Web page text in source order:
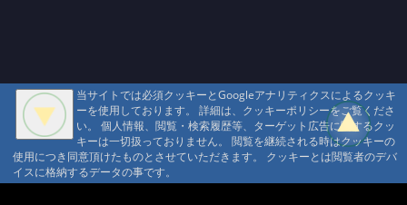
当サイトでは必須クッキーとGoogleアナリティクスによるクッキ
ーを使用しております。 詳細は、クッキーポリシーをご覧くださ
い。 個人情報、閲覧・検索履歴等、ターゲット広告に関するクッ
キーは一切扱っておりません。 閲覧を継続される時はクッキーの
使用につき同意頂けたものとさせていただきます。 クッキーとは閲覧者のデバ
イスに格納するデータの事です。